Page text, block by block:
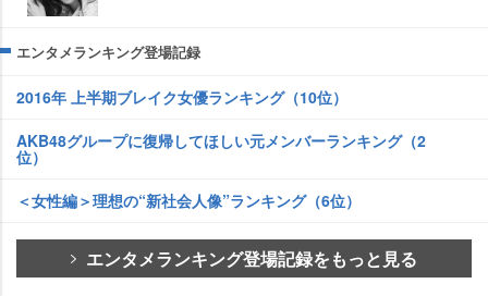
エンタメランキング登場記録
2016年 上半期ブレイク女優ランキング（10位）
AKB48グループに復帰してほしい元メンバーランキング（2
位）
＜女性編＞理想の“新社会人像”ランキング（6位）
エンタメランキング登場記録をもっと見る